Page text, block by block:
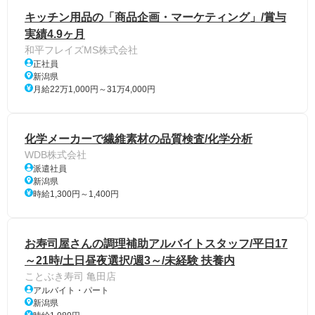
キッチン用品の「商品企画・マーケティング」/賞与
実績4.9ヶ月
和平フレイズMS株式会社
正社員
新潟県
月給22万1,000円～31万4,000円
化学メーカーで繊維素材の品質検査/化学分析
WDB株式会社
派遣社員
新潟県
時給1,300円～1,400円
お寿司屋さんの調理補助アルバイトスタッフ/平日17
～21時/土日昼夜選択/週3～/未経験 扶養内
ことぶき寿司 亀田店
アルバイト・パート
新潟県